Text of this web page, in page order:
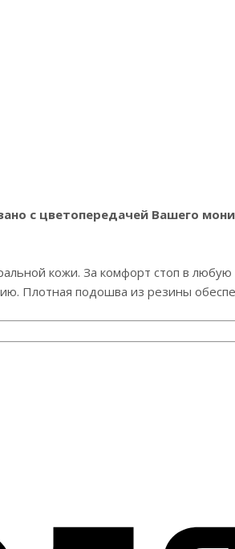
с цветопередачей Вашего
кожи. За комфорт стоп в
Плотная подошва из резины